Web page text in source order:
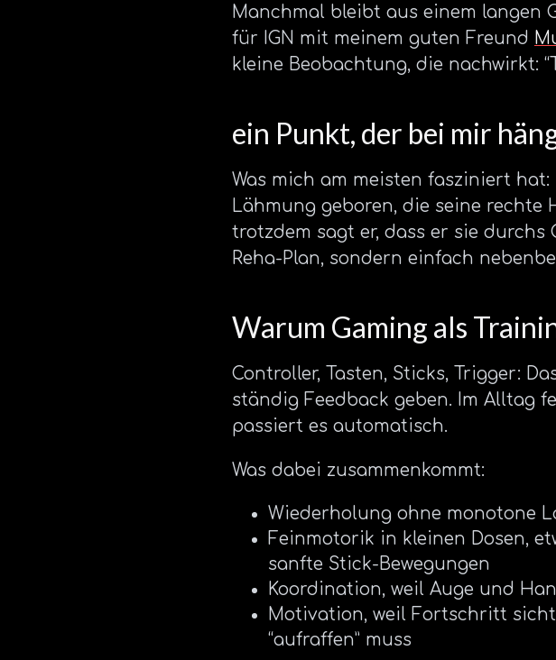
Manchmal bleibt aus einem langen
für IGN mit meinem guten Freund
kleine Beobachtung, die nachwirkt:
ein Punkt, der bei mir
Was mich am meisten fasziniert
Lähmung geboren, die seine rechte
trotzdem sagt er, dass er sie
Reha-Plan, sondern einfach
Warum Gaming als
Controller, Tasten, Sticks, Trigger:
ständig Feedback geben. Im Alltag
passiert es automatisch.
Was dabei zusammenkommt:
Wiederholung ohne monotone
Feinmotorik in kleinen Dosen,
sanfte Stick-Bewegungen
Koordination, weil Auge und
Motivation, weil Fortschritt
“aufraffen” muss